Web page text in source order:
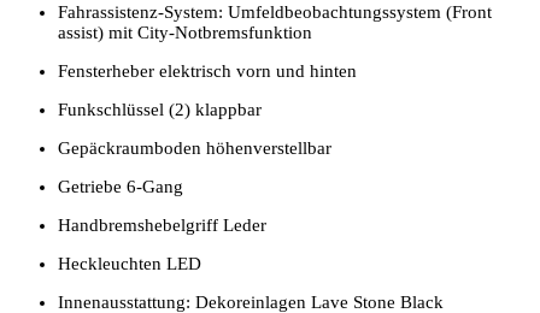
Fahrassistenz-System: Umfeldbeobachtungssystem (Front
assist) mit City-Notbremsfunktion
Fensterheber elektrisch vorn und hinten
Funkschlüssel (2) klappbar
Gepäckraumboden höhenverstellbar
Getriebe 6-Gang
Handbremshebelgriff Leder
Heckleuchten LED
Innenausstattung: Dekoreinlagen Lave Stone Black